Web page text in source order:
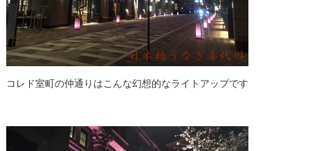
コレド室町の仲通りはこんな幻想的なライトアップです